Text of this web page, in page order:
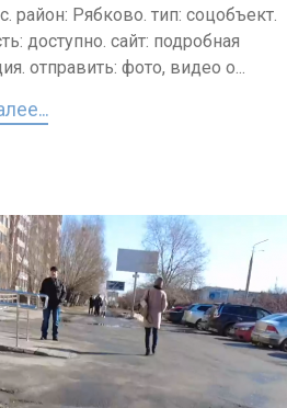
район: Рябково. тип: соцобъект.
доступно. сайт: подробная
отправить: фото, видео о...